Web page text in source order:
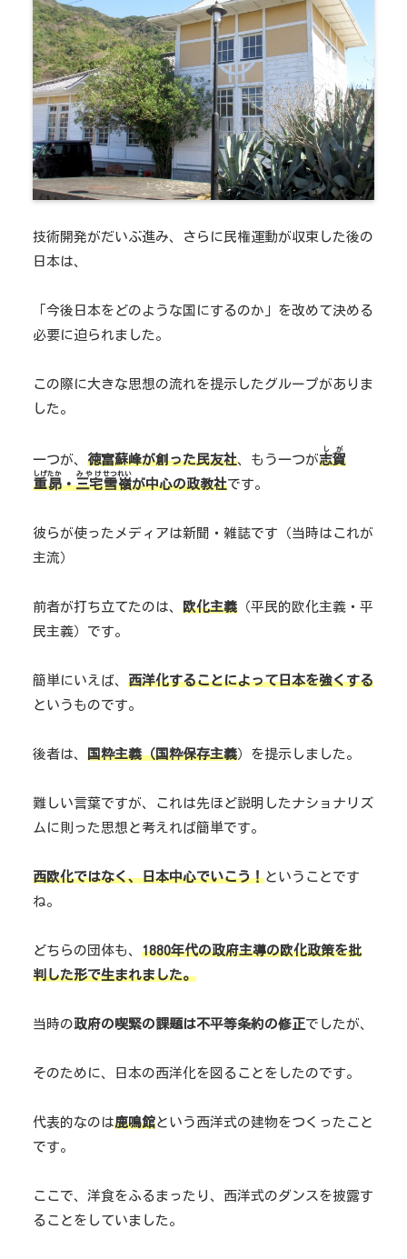
技術開発がだいぶ進み、さらに民権運動が収束した後の
日本は、
「今後日本をどのような国にするのか」を改めて決める
必要に迫られました。
この際に大きな思想の流れを提示したグループがありま
した。
一つが、 徳富蘇峰が創った民友社、もう一つが志賀
しが
重昴
しげたか
・三宅
みやけ
雪
せつ
嶺
れい
が中心の政教社です。
彼らが使ったメディアは新聞・雑誌です（当時はこれが
主流）
前者が打ち立てたのは、 欧化主義 （平民的欧化主義・平
民主義）です。
簡単にいえば、 西洋化することによって日本を強くする
というものです。
後者は、 国粋主義（国粋保存主義）を提示しました。
難しい言葉ですが、これは先ほど説明したナショナリズ
ムに則った思想と考えれば簡単です。
西欧化ではなく、日本中心でいこう！ということです
ね。
どちらの団体も、 1880年代の政府主導の欧化政策を批
判した形で生まれました。
当時の政府の喫緊の課題は不平等条約の修正でしたが、
そのために、日本の西洋化を図ることをしたのです。
代表的なのは鹿鳴館という西洋式の建物をつくったこと
です。
ここで、洋食をふるまったり、西洋式のダンスを披露す
ることをしていました。